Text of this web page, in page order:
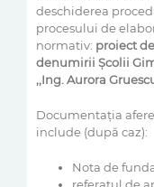
deschiderea
procesului de
normativ: proiect
denumirii Școlii
,,Ing. Aurora
Documentaţia
include (după caz):
Nota de